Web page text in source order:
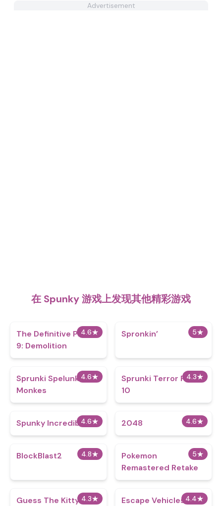
Advertisement
在 Spunky 游戏上发现其他精彩游戏
4.6★
The Definitive Phase
9: Demolition
5★
Spronkin’
4.6★
Sprunki Spelunke
Monkes
4.3★
Sprunki Terror Phase
10
4.6★
Spunky Incredibox 4.6★
2048
4.8★
BlockBlast2 5★
Pokemon
Remastered Retake
4.3★
Guess The Kitty 4.4★
Escape Vehicles